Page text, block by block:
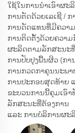
ໃຊ້ໃນການນຳເອົາຜ
ການຕັດດ້ວຍເລເຊີ /
ການດັດແທນທີ່ມີຄວາ
ການຕິດຕັ້ງດ້ວຍຄວາ
ຜະລິດຕາມລັກສະນະ
ການປັບປຸງພື້ນຜິວ (ກາ
ການກວດກາຄຸນນະພາ
ການປະກອບສຸດທ້າຍ
ຂະບວນການນີ້ຄຸມເອົ
ລັກສະນະທີ່ຕ້ອງການ
ແລະ ການບໍລິການຜະ